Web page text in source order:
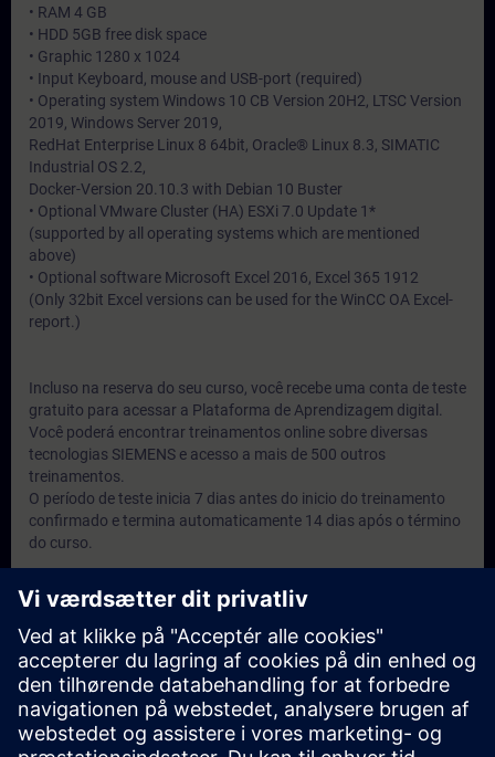
• RAM 4 GB
• HDD 5GB free disk space
• Graphic 1280 x 1024
• Input Keyboard, mouse and USB-port (required)
• Operating system Windows 10 CB Version 20H2, LTSC Version
2019, Windows Server 2019,
RedHat Enterprise Linux 8 64bit, Oracle® Linux 8.3, SIMATIC
Industrial OS 2.2,
Docker-Version 20.10.3 with Debian 10 Buster
• Optional VMware Cluster (HA) ESXi 7.0 Update 1*
(supported by all operating systems which are mentioned
above)
• Optional software Microsoft Excel 2016, Excel 365 1912
(Only 32bit Excel versions can be used for the WinCC OA Excel-
report.)
Incluso na reserva do seu curso, você recebe uma conta de teste
gratuito para acessar a Plataforma de Aprendizagem digital.
Você poderá encontrar treinamentos online sobre diversas
tecnologias SIEMENS e acesso a mais de 500 outros
treinamentos.
O período de teste inicia 7 dias antes do inicio do treinamento
confirmado e termina automaticamente 14 dias após o término
do curso.
Målgruppe
Engenheiros, técnicos e usuários do produto.
Datoer og registrering
Der er i øjeblikket ingen tilgængelige kurser